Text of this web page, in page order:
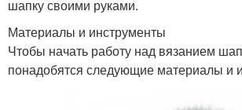
шапку своими руками.
Материалы и инструменты
Чтобы начать работу над вязанием
понадобятся следующие материалы и